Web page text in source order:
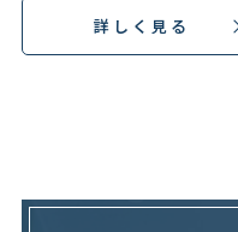
詳しく見る